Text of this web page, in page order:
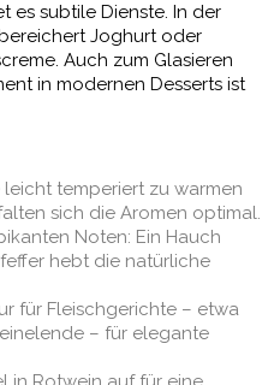
es subtile Dienste. In der
Joghurt oder
Auch zum Glasieren
in modernen Desserts ist
leicht temperiert zu warmen
sich die Aromen optimal.
Noten: Ein Hauch
hebt die natürliche
für Fleischgerichte – etwa
– für elegante